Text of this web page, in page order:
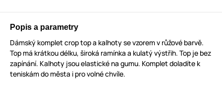
Popis a parametry
Dámský komplet crop top a kalhoty se vzorem v růžové barvě.
Top má krátkou délku, široká ramínka a kulatý výstřih. Top je bez
zapínání. Kalhoty jsou elastické na gumu. Komplet doladíte k
teniskám do města i pro volné chvíle.